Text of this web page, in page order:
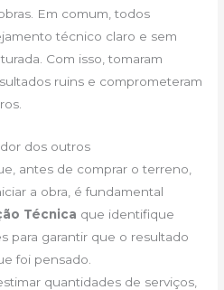
Em comum, todos
técnico claro e sem
Com isso, tomaram
ruins e comprometeram
dos outros
antes de comprar o terreno,
a obra, é fundamental
Técnica que identifique
para garantir que o resultado
foi pensado.
quantidades de serviços,